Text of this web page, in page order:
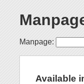
Manpage:
Available